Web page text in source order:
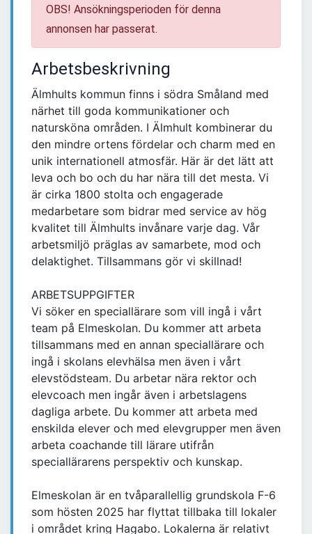
OBS! Ansökningsperioden för denna
annonsen har passerat.
Arbetsbeskrivning
Älmhults kommun finns i södra Småland med
närhet till goda kommunikationer och
natursköna områden. I Älmhult kombinerar du
den mindre ortens fördelar och charm med en
unik internationell atmosfär. Här är det lätt att
leva och bo och du har nära till det mesta. Vi
är cirka 1800 stolta och engagerade
medarbetare som bidrar med service av hög
kvalitet till Älmhults invånare varje dag. Vår
arbetsmiljö präglas av samarbete, mod och
delaktighet. Tillsammans gör vi skillnad!
ARBETSUPPGIFTER
Vi söker en speciallärare som vill ingå i vårt
team på Elmeskolan. Du kommer att arbeta
tillsammans med en annan speciallärare och
ingå i skolans elevhälsa men även i vårt
elevstödsteam. Du arbetar nära rektor och
elevcoach men ingår även i arbetslagens
dagliga arbete. Du kommer att arbeta med
enskilda elever och med elevgrupper men även
arbeta coachande till lärare utifrån
speciallärarens perspektiv och kunskap.
Elmeskolan är en tvåparallellig grundskola F-6
som hösten 2025 har flyttat tillbaka till lokaler
i området kring Hagabo. Lokalerna är relativt